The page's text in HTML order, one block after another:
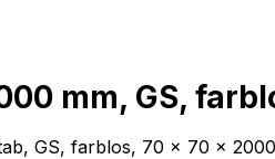
mm, GS,
GS, farblos, 70 x 70 x